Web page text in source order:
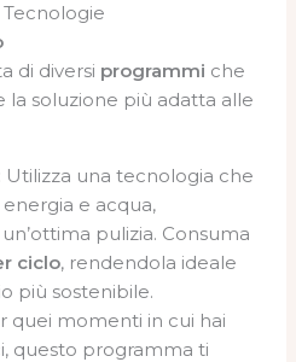
di diversi programmi che
soluzione più adatta alle
: Utilizza una tecnologia che
e acqua,
pulizia. Consuma
ciclo, rendendola ideale
più sostenibile.
quei momenti in cui hai
questo programma ti